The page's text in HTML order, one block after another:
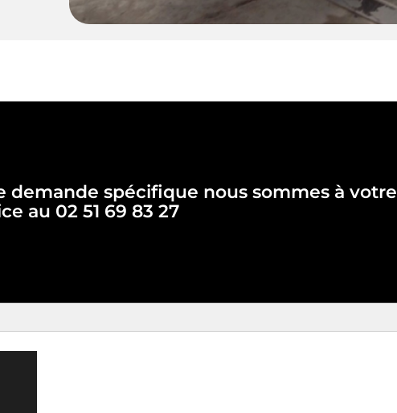
demande spécifique nous sommes à votre
au 02 51 69 83 27